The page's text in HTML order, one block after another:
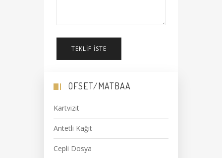
TEKLIF İSTE
OFSET/MATBAA
Kartvizit
Antetli Kağıt
Cepli Dosya